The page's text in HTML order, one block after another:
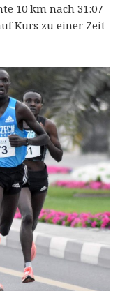
10 km nach 31:07
Kurs zu einer Zeit